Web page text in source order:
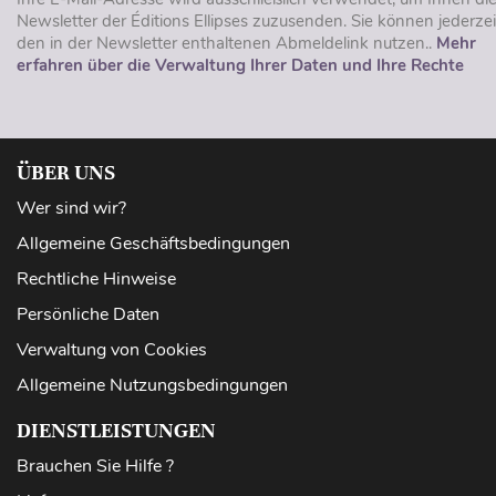
Newsletter der Éditions Ellipses zuzusenden. Sie können
den in der Newsletter enthaltenen Abmeldelink nutzen.. Mehr
erfahren über die Verwaltung Ihrer Daten und Ihre Rechte
ÜBER UNS
Wer sind wir?
Allgemeine Geschäftsbedingungen
Rechtliche Hinweise
Persönliche Daten
Verwaltung von Cookies
Allgemeine Nutzungsbedingungen
DIENSTLEISTUNGEN
Brauchen Sie Hilfe ?